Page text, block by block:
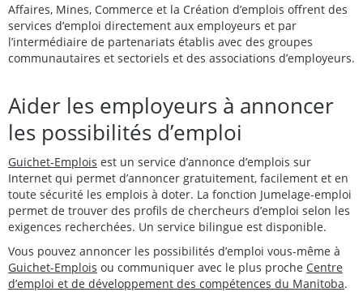
Affaires, Mines, Commerce et la Création d’emplois offrent des
services d’emploi directement aux employeurs et par
l’intermédiaire de partenariats établis avec des groupes
communautaires et sectoriels et des associations d’employeurs.
Aider les employeurs à annoncer
les possibilités d’emploi
Guichet-Emplois est un service d’annonce d’emplois sur
Internet qui permet d’annoncer gratuitement, facilement et en
toute sécurité les emplois à doter. La fonction Jumelage-emploi
permet de trouver des profils de chercheurs d’emploi selon les
exigences recherchées. Un service bilingue est disponible.
Vous pouvez annoncer les possibilités d’emploi vous-même à
Guichet-Emplois ou communiquer avec le plus proche Centre
d’emploi et de développement des compétences du Manitoba.